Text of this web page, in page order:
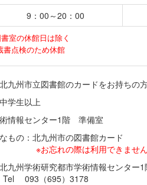
9：00～20：00
室の休館日は除く
書点検のため休館
北九州市立図書館のカードをお
以上
情報センター1階 準備室
要なもの：北九州市の
※お忘れの際は利用できません
九州学術研究都市学術情報センタ
695）3178